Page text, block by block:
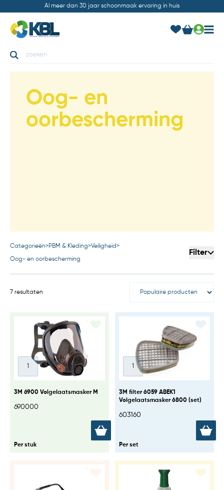
Al meer dan 30 jaar schoonmaak ervaring in huis
Oog- en
oorbescherming
Categorieën>PBM & Kleding>Veiligheid>
Oog- en oorbescherming
Filter
7 resultaten
3M 6900 Volgelaatsmasker M
690000
Per stuk
3M filter 6059 ABEK1
Volgelaatsmasker 6800 (set)
603160
Per set